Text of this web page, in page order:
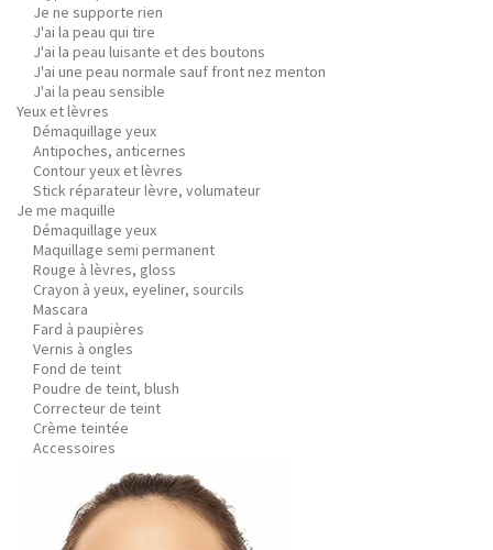
Je ne supporte rien
J'ai la peau qui tire
J'ai la peau luisante et des boutons
J'ai une peau normale sauf front nez menton
J'ai la peau sensible
Yeux et lèvres
Démaquillage yeux
Antipoches, anticernes
Contour yeux et lèvres
Stick réparateur lèvre, volumateur
Je me maquille
Démaquillage yeux
Maquillage semi permanent
Rouge à lèvres, gloss
Crayon à yeux, eyeliner, sourcils
Mascara
Fard à paupières
Vernis à ongles
Fond de teint
Poudre de teint, blush
Correcteur de teint
Crème teintée
Accessoires